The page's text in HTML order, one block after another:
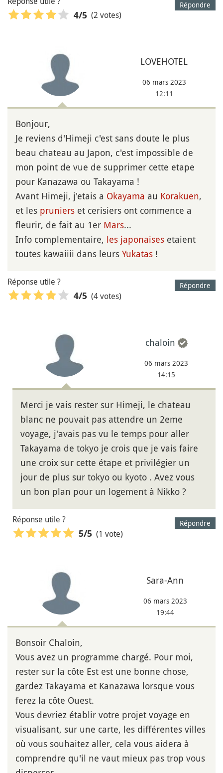
Répondre
4/5 (2 votes)
LOVEHOTEL
06 mars 2023
12:11
Bonjour,
Je reviens d'Himeji c'est sans doute le plus
beau chateau au Japon, c'est impossible de
mon point de vue de supprimer cette etape
pour Kanazawa ou Takayama !
Avant Himeji, j'etais a Okayama au Korakuen,
et les pruniers et cerisiers ont commence a
fleurir, de fait au 1er Mars...
Info complementaire, les japonaises etaient
toutes kawaiiii dans leurs Yukatas !
Répondre
Réponse utile ?
4/5 (4 votes)
chaloin
06 mars 2023
14:15
Merci je vais rester sur Himeji, le chateau
blanc ne pouvait pas attendre un 2eme
voyage, j'avais pas vu le temps pour aller
Takayama de tokyo je crois que je vais faire
une croix sur cette étape et privilégier un
jour de plus sur tokyo ou kyoto . Avez vous
un bon plan pour un logement à Nikko ?
Répondre
Réponse utile ?
5/5 (1 vote)
Sara-Ann
06 mars 2023
19:44
Bonsoir Chaloin,
Vous avez un programme chargé. Pour moi,
rester sur la côte Est est une bonne chose,
gardez Takayama et Kanazawa lorsque vous
ferez la côte Ouest.
Vous devriez établir votre projet voyage en
visualisant, sur une carte, les différentes villes
où vous souhaitez aller, cela vous aidera à
comprendre qu'il ne vaut mieux pas trop vous